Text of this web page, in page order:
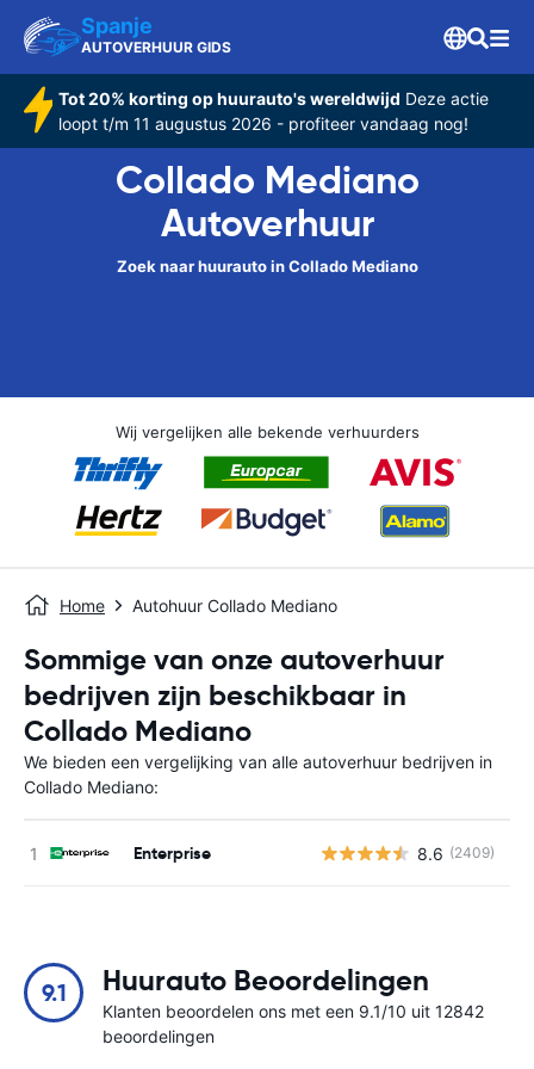
Spanje
AUTOVERHUUR GIDS
Tot 20% korting op huurauto's wereldwijd Deze actie
loopt t/m 11 augustus 2026 - profiteer vandaag nog!
Collado Mediano
Autoverhuur
Zoek naar huurauto in Collado Mediano
Wij vergelijken alle bekende verhuurders
Home Autohuur Collado Mediano
Sommige van onze autoverhuur
bedrijven zijn beschikbaar in
Collado Mediano
We bieden een vergelijking van alle autoverhuur bedrijven in
Collado Mediano:
Enterprise 8.6 (2409)
9.1 Huurauto Beoordelingen
Klanten beoordelen ons met een 9.1/10 uit 12842
beoordelingen